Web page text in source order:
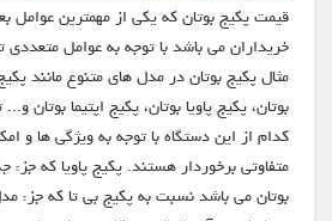
قیمت پکیج بوتان که یکی از مهمترین عوامل
خریداران می باشد با توجه به عوامل
مثال پکیج بوتان در مدل های متنوع مانند پکیج
بوتان، پکیج پاویا بوتان، پکیج اپتیما بوتان
کدام از این دستگاه با توجه به ویژگی ها و
متفاوتی برخوردار هستند. پکیج پاویا که
بوتان می باشد نسبت به پکیج بی تا که جزء